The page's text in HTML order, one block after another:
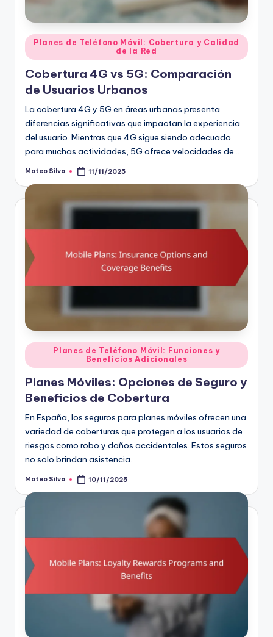
Posted
in
Planes de Teléfono Móvil: Cobertura y Calidad
de la Red
Cobertura 4G vs 5G: Comparación
de Usuarios Urbanos
La cobertura 4G y 5G en áreas urbanas presenta
diferencias significativas que impactan la experiencia
del usuario. Mientras que 4G sigue siendo adecuado
para muchas actividades, 5G ofrece velocidades de…
Posted
Mateo Silva 11/11/2025
Posted
in
Planes de Teléfono Móvil: Funciones y
Beneficios Adicionales
Planes Móviles: Opciones de Seguro y
Beneficios de Cobertura
En España, los seguros para planes móviles ofrecen una
variedad de coberturas que protegen a los usuarios de
riesgos como robo y daños accidentales. Estos seguros
no solo brindan asistencia…
Posted
Mateo Silva 10/11/2025